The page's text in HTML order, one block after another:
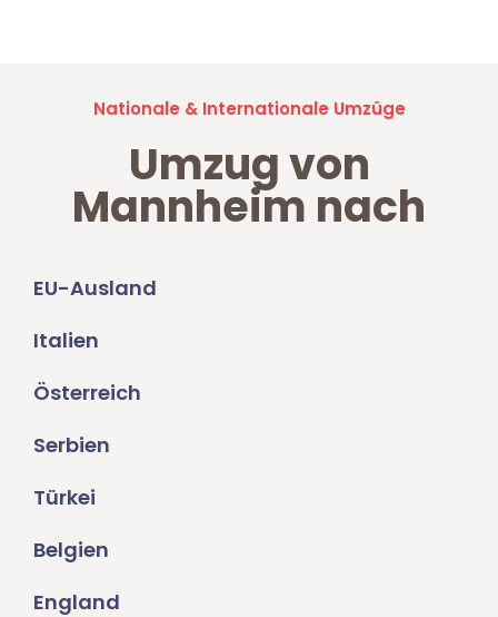
Nationale & Internationale Umzüge
Umzug von
Mannheim nach
EU-Ausland
Italien
Österreich
Serbien
Türkei
Belgien
England